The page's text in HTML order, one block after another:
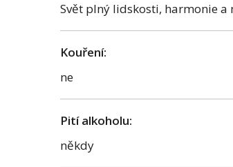
Svět plný lidskosti, harmonie a
Kouření:
ne
Pití alkoholu:
někdy